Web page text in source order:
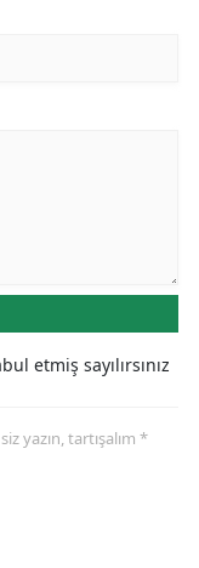
etmiş sayılırsınız
yazın, tartışalım *